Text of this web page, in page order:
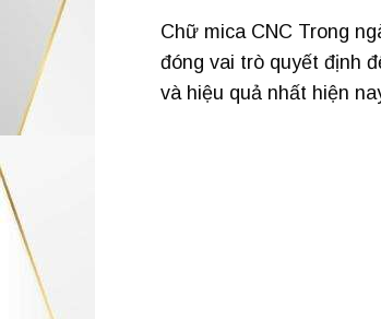
Chữ mica CNC Trong
đóng vai trò quyết định
và hiệu quả nhất hiện